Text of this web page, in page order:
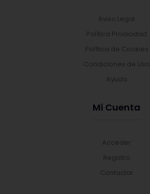
Aviso Legal
Política Privacidad
Política de Cookies
Condiciones de Uso
Ayuda
Mi Cuenta
Acceder
Registro
Contactar